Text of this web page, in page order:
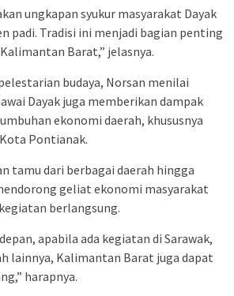
ungkapan syukur masyarakat Dayak
padi. Tradisi ini menjadi bagian penting
Barat,” jelasnya.
budaya, Norsan menilai
Dayak juga memberikan dampak
ekonomi daerah, khususnya
Pontianak.
tamu dari berbagai daerah hingga
geliat ekonomi masyarakat
berlangsung.
apabila ada kegiatan di Sarawak,
lainnya, Kalimantan Barat juga dapat
harapnya.